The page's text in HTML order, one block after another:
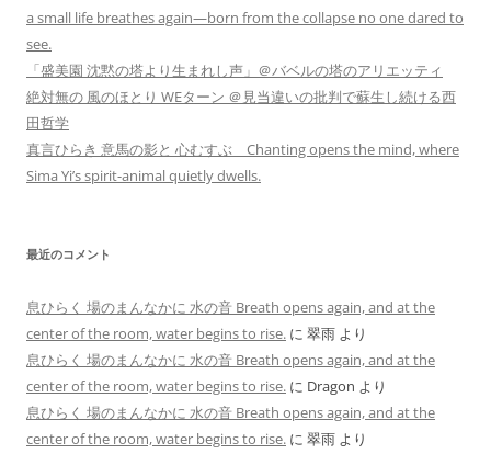
a small life breathes again—born from the collapse no one dared to
see.
「盛美園 沈黙の塔より生まれし声」＠バベルの塔のアリエッティ
絶対無の 風のほとり WEターン ＠見当違いの批判で蘇生し続ける西
田哲学
真言ひらき 意馬の影と 心むすぶ Chanting opens the mind, where
Sima Yi’s spirit-animal quietly dwells.
最近のコメント
息ひらく 場のまんなかに 水の音 Breath opens again, and at the
center of the room, water begins to rise. に 翠雨 より
息ひらく 場のまんなかに 水の音 Breath opens again, and at the
center of the room, water begins to rise. に Dragon より
息ひらく 場のまんなかに 水の音 Breath opens again, and at the
center of the room, water begins to rise. に 翠雨 より